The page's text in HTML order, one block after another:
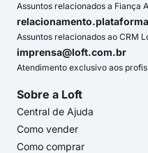
Assuntos relacionados a Fiança
Assuntos relacionados ao CRM
imprensa@loft.com.br
Atendimento exclusivo aos
Sobre a Loft
Central de Ajuda
Como vender
Como comprar